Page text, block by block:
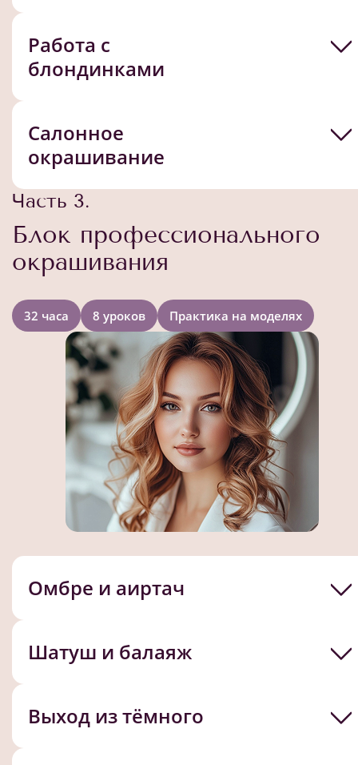
Работа с
блондинками
Салонное
окрашивание
Часть 3.
Блок профессионального
окрашивания
32 часа 8 уроков Практика на моделях
Омбре и аиртач
Шатуш и балаяж
Выход из тёмного